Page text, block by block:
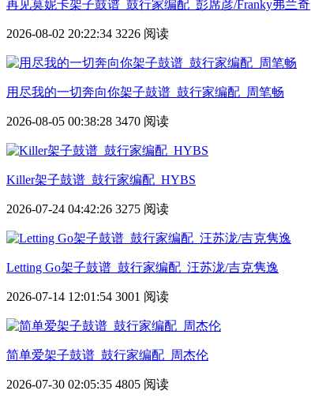
再见莫妮卡架子鼓谱_鼓行家编配_彭席彦/Franky弗兰奇
2026-08-02 20:22:34 3226 阅读
用尽我的一切奔向你架子鼓谱_鼓行家编配_周笔畅
2026-08-05 00:38:28 3470 阅读
Killer架子鼓谱_鼓行家编配_HYBS
2026-07-24 04:42:26 3275 阅读
Letting Go架子鼓谱_鼓行家编配_汪苏泷/吉克隽逸
2026-07-14 12:01:54 3001 阅读
简单爱架子鼓谱_鼓行家编配_周杰伦
2026-07-30 02:05:35 4805 阅读